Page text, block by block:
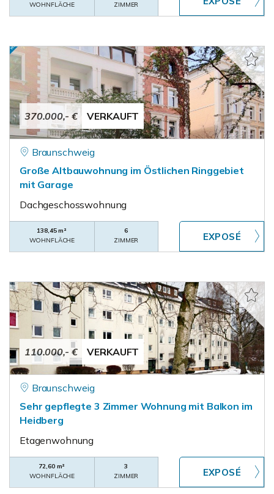
WOHNFLÄCHE
ZIMMER
370.000,- € VERKAUFT
Braunschweig
Große Altbauwohnung im Östlichen Ringgebiet
mit Garage
Dachgeschosswohnung
138,45 m²
WOHNFLÄCHE
6
ZIMMER
110.000,- € VERKAUFT
Braunschweig
Sehr gepflegte 3 Zimmer Wohnung mit Balkon im
Heidberg
Etagenwohnung
72,60 m²
WOHNFLÄCHE
3
ZIMMER